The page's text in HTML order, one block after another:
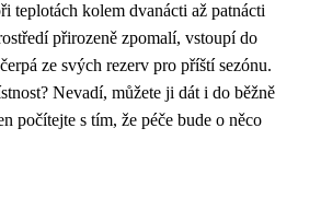
teplotách kolem dvanácti až patnácti
přirozeně zpomalí, vstoupí do
ze svých rezerv pro příští sezónu.
Nevadí, můžete ji dát i do běžně
počítejte s tím, že péče bude o něco